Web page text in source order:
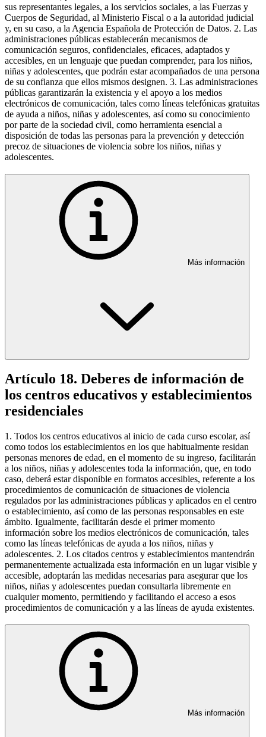
sus representantes legales, a los servicios sociales, a las Fuerzas y
Cuerpos de Seguridad, al Ministerio Fiscal o a la autoridad judicial
y, en su caso, a la Agencia Española de Protección de Datos. 2. Las
administraciones públicas establecerán mecanismos de
comunicación seguros, confidenciales, eficaces, adaptados y
accesibles, en un lenguaje que puedan comprender, para los niños,
niñas y adolescentes, que podrán estar acompañados de una persona
de su confianza que ellos mismos designen. 3. Las administraciones
públicas garantizarán la existencia y el apoyo a los medios
electrónicos de comunicación, tales como líneas telefónicas gratuitas
de ayuda a niños, niñas y adolescentes, así como su conocimiento
por parte de la sociedad civil, como herramienta esencial a
disposición de todas las personas para la prevención y detección
precoz de situaciones de violencia sobre los niños, niñas y
adolescentes.
Más información
Artículo 18. Deberes de información de
los centros educativos y establecimientos
residenciales
1. Todos los centros educativos al inicio de cada curso escolar, así
como todos los establecimientos en los que habitualmente residan
personas menores de edad, en el momento de su ingreso, facilitarán
a los niños, niñas y adolescentes toda la información, que, en todo
caso, deberá estar disponible en formatos accesibles, referente a los
procedimientos de comunicación de situaciones de violencia
regulados por las administraciones públicas y aplicados en el centro
o establecimiento, así como de las personas responsables en este
ámbito. Igualmente, facilitarán desde el primer momento
información sobre los medios electrónicos de comunicación, tales
como las líneas telefónicas de ayuda a los niños, niñas y
adolescentes. 2. Los citados centros y establecimientos mantendrán
permanentemente actualizada esta información en un lugar visible y
accesible, adoptarán las medidas necesarias para asegurar que los
niños, niñas y adolescentes puedan consultarla libremente en
cualquier momento, permitiendo y facilitando el acceso a esos
procedimientos de comunicación y a las líneas de ayuda existentes.
Más información